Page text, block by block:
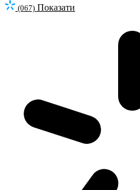
(067) Показати